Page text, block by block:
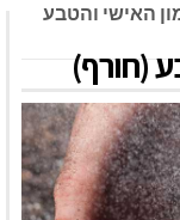
האישי והטבע
(חורף)